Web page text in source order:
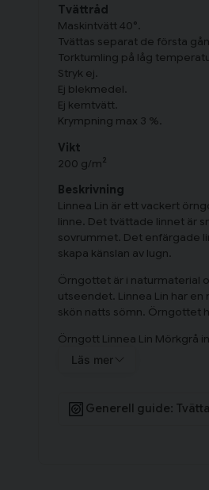
Tvättråd
Maskintvätt 40°.
Tvättas separat de första
Torktumling på låg
Stryk ej.
Ej blekmedel.
Ej kemtvätt.
Krympning max 3 %.
Vikt
200 g/m²
Beskrivning
Linnea Lin är ett vackert
linne. Det tvättade linnet är
sovrummet. Det enfärgade
skapa känslan av lugn.
Örngottet är i naturmaterial
utseendet. Linnea Lin har
skön natts sömn. Örngottet
Örngott Linnea Lin Mörkgrå
Läs mer
Generell guide: